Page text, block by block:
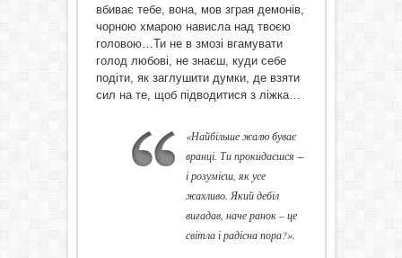
вбиває тебе, вона, мов зграя демонів,
чорною хмарою нависла над твоєю
головою…Ти не в змозі вгамувати
голод любові, не знаєш, куди себе
подіти, як заглушити думки, де взяти
сил на те, щоб підводитися з ліжка…
«Найбільше жалю буває
вранці. Ти прокидаєшся −
і розумієш, як усе
жахливо. Який дебіл
вигадав, наче ранок – це
світла і радісна пора?».